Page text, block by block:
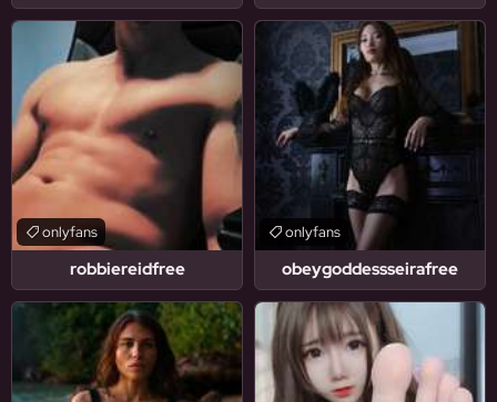
robbiereidfree
onlyfans
obeygoddessseirafree
onlyfans